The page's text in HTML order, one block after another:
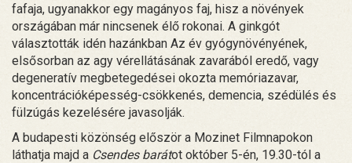
fafaja, ugyanakkor egy magányos faj, hisz a növények
országában már nincsenek élő rokonai. A ginkgót
választották idén hazánkban Az év gyógynövényének,
elsősorban az agy vérellátásának zavarából eredő, vagy
degeneratív megbetegedései okozta memóriazavar,
koncentrációképesség-csökkenés, demencia, szédülés és
fülzúgás kezelésére javasolják.
A budapesti közönség először a Mozinet Filmnapokon
láthatja majd a Csendes barátot október 5-én, 19.30-tól a